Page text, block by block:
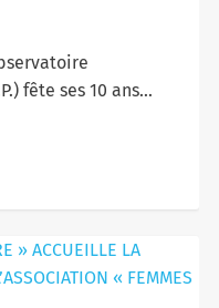
fête ses 10 ans...